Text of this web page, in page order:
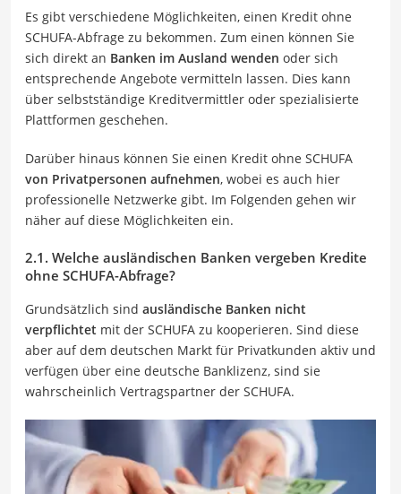
Es gibt verschiedene Möglichkeiten, einen Kredit ohne
SCHUFA-Abfrage zu bekommen. Zum einen können Sie
sich direkt an Banken im Ausland wenden oder sich
entsprechende Angebote vermitteln lassen. Dies kann
über selbstständige Kreditvermittler oder spezialisierte
Plattformen geschehen.
Darüber hinaus können Sie einen Kredit ohne SCHUFA
von Privatpersonen aufnehmen, wobei es auch hier
professionelle Netzwerke gibt. Im Folgenden gehen wir
näher auf diese Möglichkeiten ein.
2.1. Welche ausländischen Banken vergeben Kredite
ohne SCHUFA-Abfrage?
Grundsätzlich sind ausländische Banken nicht
verpflichtet mit der SCHUFA zu kooperieren. Sind diese
aber auf dem deutschen Markt für Privatkunden aktiv und
verfügen über eine deutsche Banklizenz, sind sie
wahrscheinlich Vertragspartner der SCHUFA.